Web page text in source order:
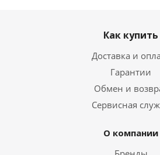
Как купить
Доставка и
Гарантии
Обмен и
Сервисная
О компании